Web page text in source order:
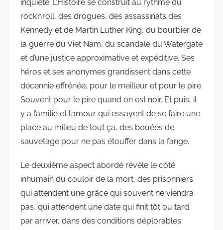
inquiété. L’Histoire se construit au rythme du
rock’n’roll, des drogues, des assassinats des
Kennedy et de Martin Luther King, du bourbier de
la guerre du Viet Nam, du scandale du Watergate
et d’une justice approximative et expéditive. Ses
héros et ses anonymes grandissent dans cette
décennie effrénée, pour le meilleur et pour le pire.
Souvent pour le pire quand on est noir. Et puis, il
y a l’amitié et l’amour qui essayent de se faire une
place au milieu de tout ça, des bouées de
sauvetage pour ne pas étouffer dans la fange.
Le deuxième aspect abordé révèle le côté
inhumain du couloir de la mort, des prisonniers
qui attendent une grâce qui souvent ne viendra
pas, qui attendent une date qui finit tôt ou tard
par arriver, dans des conditions déplorables.